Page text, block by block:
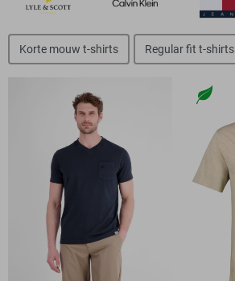
Korte mouw t-shirts Regular fit t-shirts